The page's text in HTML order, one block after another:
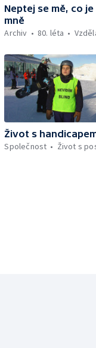
Neptej se mě, co
mně
Archiv
80. léta
Život s
Společnost
Život s